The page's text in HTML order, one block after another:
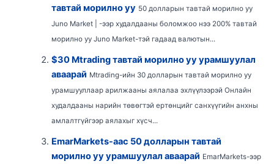
тавтай морилно уу 50 долларын тавтай морилно уу
Juno Market | -ээр худалдааны боломжоо нээ 200% тавтай
морилно уу Juno Market-тэй гадаад валютын...
$30 Mtrading тавтай морилно уу урамшуулал
аваарай Mtrading-ийн 30 долларын тавтай морилно уу
урамшууллаар арилжааны аялалаа эхлүүлээрэй Онлайн
худалдааны нарийн төвөгтэй ертөнцийг санхүүгийн анхны
амлалтгүйгээр аялахыг хүсч...
EmarMarkets-аас 50 долларын тавтай
морилно уу урамшуулал аваарай EmarMarkets-ээр